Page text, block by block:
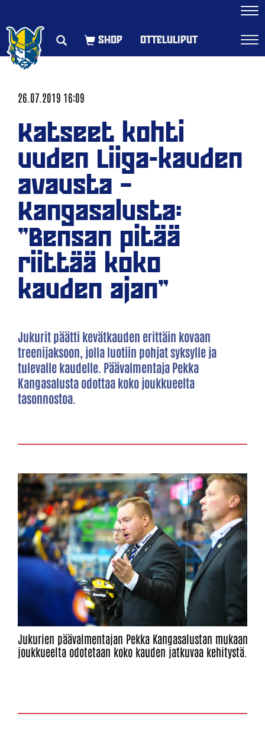
OTTELULIPUT
26.07.2019 16:09
Katseet kohti
uuden Liiga-kauden
avausta –
Kangasalusta:
”Bensan pitää
riittää koko
kauden ajan”
Jukurit päätti kevätkauden erittäin kovaan
treenijaksoon, jolla luotiin pohjat syksylle ja
tulevalle kaudelle. Päävalmentaja Pekka
Kangasalusta odottaa koko joukkueelta
tasonnostoa.
Jukurien päävalmentajan Pekka Kangasalustan mukaan
joukkueelta odotetaan koko kauden jatkuvaa kehitystä.